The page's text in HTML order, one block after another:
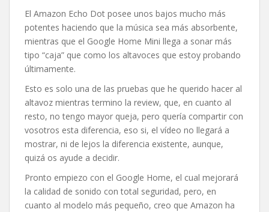
El Amazon Echo Dot posee unos bajos mucho más
potentes haciendo que la música sea más absorbente,
mientras que el Google Home Mini llega a sonar más
tipo “caja” que como los altavoces que estoy probando
últimamente.
Esto es solo una de las pruebas que he querido hacer al
altavoz mientras termino la review, que, en cuanto al
resto, no tengo mayor queja, pero quería compartir con
vosotros esta diferencia, eso si, el vídeo no llegará a
mostrar, ni de lejos la diferencia existente, aunque,
quizá os ayude a decidir.
Pronto empiezo con el Google Home, el cual mejorará
la calidad de sonido con total seguridad, pero, en
cuanto al modelo más pequeño, creo que Amazon ha